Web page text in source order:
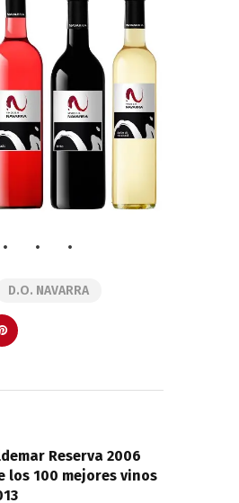
D.O. NAVARRA
Reserva 2006
los 100 mejores vinos